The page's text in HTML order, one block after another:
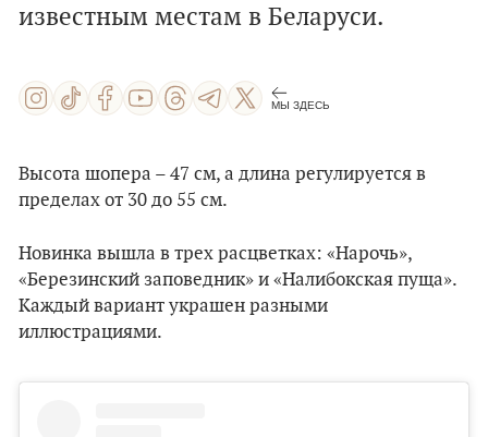
известным местам в Беларуси.
МЫ ЗДЕСЬ
Высота шопера – 47 см, а длина регулируется в
пределах от 30 до 55 см.
Новинка вышла в трех расцветках: «Нарочь»,
«Березинский заповедник» и «Налибокская пуща».
Каждый вариант украшен разными
иллюстрациями.